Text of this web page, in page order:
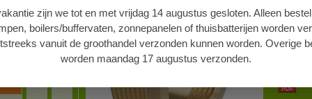
zijn we tot en met vrijdag 14 augustus gesloten. Alleen
boilers/buffervaten, zonnepanelen of thuisbatterijen worden
vanuit de groothandel verzonden kunnen worden. Overige
worden maandag 17 augustus verzonden.
Type
Op